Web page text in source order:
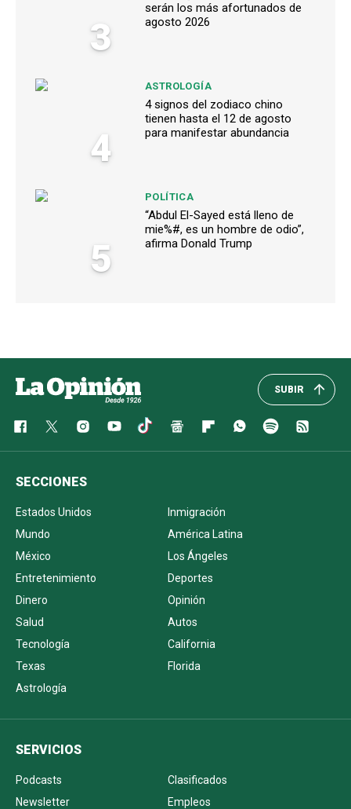
3
serán los más afortunados de
agosto 2026
4
ASTROLOGÍA
4 signos del zodiaco chino
tienen hasta el 12 de agosto
para manifestar abundancia
5
POLÍTICA
“Abdul El-Sayed está lleno de
mie%#, es un hombre de odio”,
afirma Donald Trump
SUBIR
SECCIONES
Estados Unidos
Inmigración
Mundo
América Latina
México
Los Ángeles
Entretenimiento
Deportes
Dinero
Opinión
Salud
Autos
Tecnología
California
Texas
Florida
Astrología
SERVICIOS
Podcasts
Clasificados
Newsletter
Empleos